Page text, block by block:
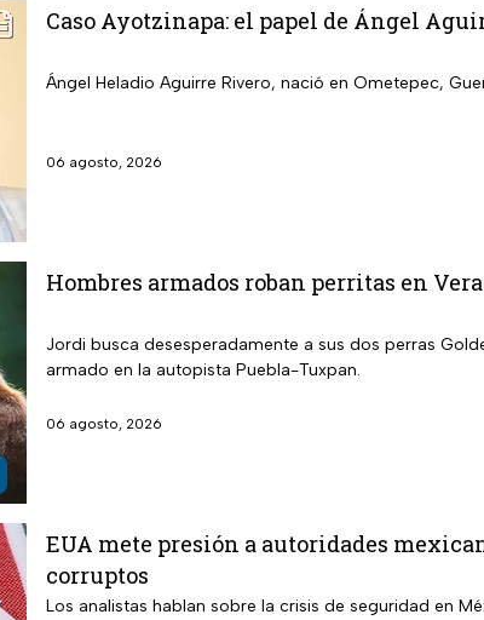
Caso Ayotzinapa: el papel de Ángel
Ángel Heladio Aguirre Rivero, nació en Ometepec,
06 agosto, 2026
Hombres armados roban perritas en
Jordi busca desesperadamente a sus dos perras
armado en la autopista Puebla-Tuxpan.
06 agosto, 2026
EUA mete presión a autoridades
corruptos
Los analistas hablan sobre la crisis de seguridad en